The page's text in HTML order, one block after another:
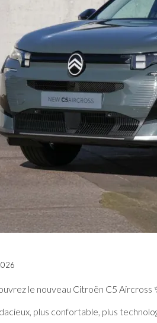
le nouveau Citroën C5 Aircross
plus confortable, plus